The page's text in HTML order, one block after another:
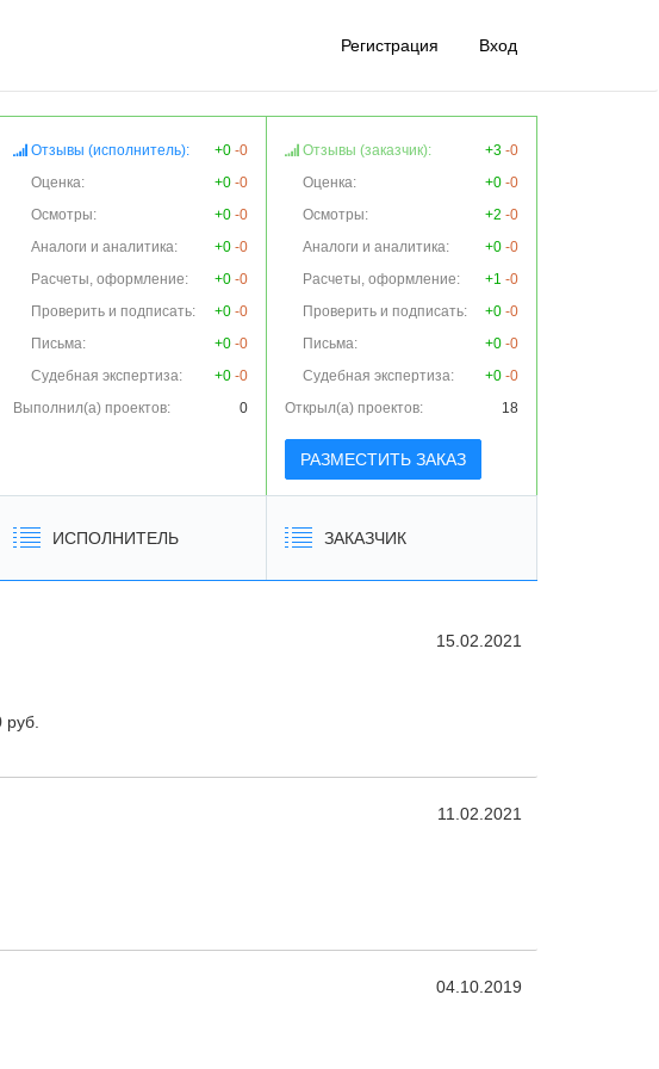
Регистрация Вход
Отзывы (исполнитель): +0 -0
Оценка:
+0 -0
Осмотры:
+0 -0
Аналоги и аналитика:
+0 -0
Расчеты, оформление:
+0 -0
Проверить и подписать:
+0 -0
Письма:
+0 -0
Судебная экспертиза:
+0 -0
Выполнил(а) проектов:
0
Отзывы (заказчик): +3 -0
Оценка:
+0 -0
Осмотры:
+2 -0
Аналоги и аналитика:
+0 -0
Расчеты, оформление:
+1 -0
Проверить и подписать:
+0 -0
Письма:
+0 -0
Судебная экспертиза:
+0 -0
Открыл(а) проектов:
18
РАЗМЕСТИТЬ ЗАКАЗ
ИСПОЛНИТЕЛЬ ЗАКАЗЧИК
15.02.2021
11.02.2021
04.10.2019